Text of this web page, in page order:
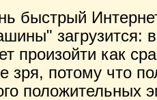
быстрый
загрузится:
произойти как
зря, потому что
положительных